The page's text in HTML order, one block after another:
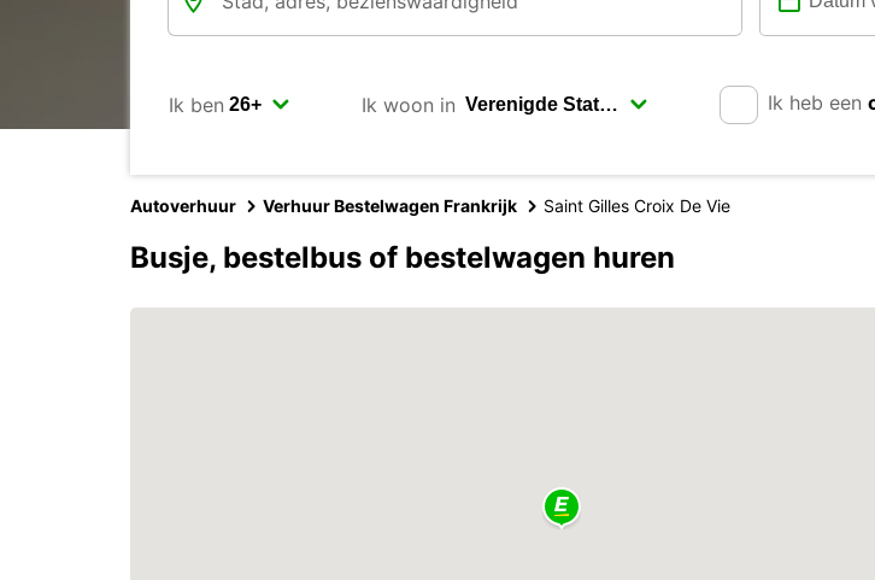
Ik ben Ik woon in Ik heb een
Autoverhuur Verhuur Bestelwagen Frankrijk Saint Gilles Croix De Vie
Busje, bestelbus of bestelwagen huren